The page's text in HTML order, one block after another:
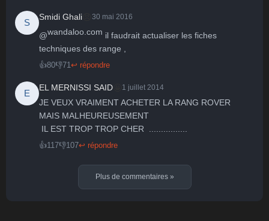
S
Smidi Ghali 30 mai 2016
@wandaloo.com il faudrait actualiser les fiches
techniques des range ,
👍80👎71↩ répondre
E
EL MERNISSI SAID 1 juillet 2014
JE VEUX VRAIMENT ACHETER LA RANG ROVER
MAIS MALHEUREUSEMENT
IL EST TROP TROP CHER  ................
👍117👎107↩ répondre
Plus de commentaires »